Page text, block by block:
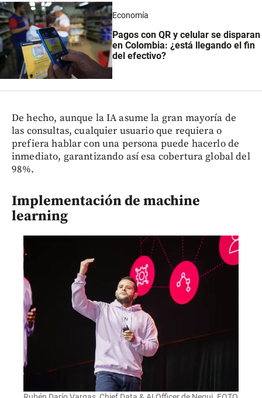
Economía
Pagos con QR y celular se disparan
en Colombia: ¿está llegando el fin
del efectivo?
De hecho, aunque la IA asume la gran mayoría de
las consultas, cualquier usuario que requiera o
prefiera hablar con una persona puede hacerlo de
inmediato, garantizando así esa cobertura global del
98%.
Implementación de machine
learning